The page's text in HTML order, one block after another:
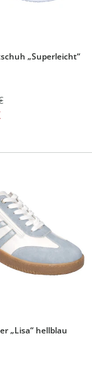
„Superleicht“
„Lisa“ hellblau